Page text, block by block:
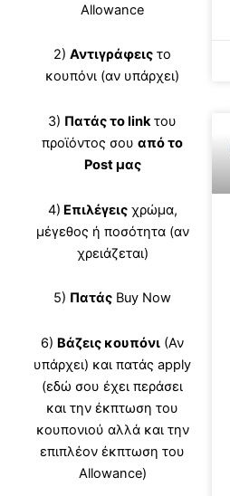
Allowance
2)Αντιγράφεις το
κουπόνι (αν υπάρχει)
3) Πατάς το linkτου
προϊόντος σουαπό το
Post μας
4) Επιλέγειςχρώμα,
μέγεθος ή ποσότητα (αν
χρειάζεται)
5) Πατάς Buy Now
6) Βάζεις κουπόνι (Αν
υπάρχει) και πατάς apply
(εδώ σου έχει περάσει
και την έκπτωση του
κουπονιού αλλά και την
επιπλέον έκπτωση του
Allowance)